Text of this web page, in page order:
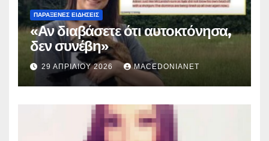
ΠΑΡΆΞΕΝΕΣ ΕΙΔΉΣΕΙΣ
«Αν διαβάσετε ότι αυτοκτόνησα,
δεν συνέβη»
29 ΑΠΡΙΛΊΟΥ 2026 MACEDONIANET